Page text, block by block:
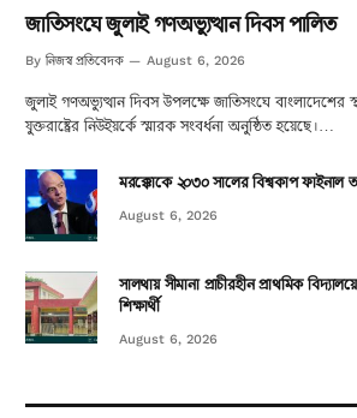
জাতিসংঘে জুলাই গণঅভ্যুত্থান দিবস পালিত
By নিজস্ব প্রতিবেদক August 6, 2026
জুলাই গণঅভ্যুত্থান দিবস উপলক্ষে জাতিসংঘে বাংলাদেশের
যুক্তরাষ্ট্রের নিউইয়র্কে স্মারক সংবর্ধনা অনুষ্ঠিত হয়েছে।…
মরক্কোকে ২০৩০ সালের বিশ্বকাপ ফাইনাল
August 6, 2026
সালথায় সীমানা প্রাচীরহীন প্রাথমিক
শিক্ষার্থী
August 6, 2026